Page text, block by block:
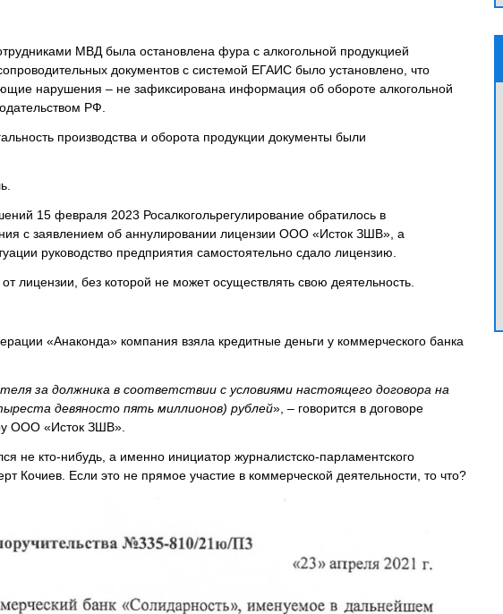
МВД была остановлена фура с алкогольной продукцией
документов с системой ЕГАИС было установлено, что
нарушения – не зафиксирована информация об обороте алкогольной
РФ.
производства и оборота продукции документы были
15 февраля 2023 Росалкогольрегулирование обратилось в
с заявлением об аннулировании лицензии ООО «Исток ЗШВ», а
руководство предприятия самостоятельно сдало лицензию.
лицензии, без которой не может осуществлять свою деятельность.
«Анаконда» компания взяла кредитные деньги у коммерческого банка
за должника в соответствии с условиями настоящего договора на
девяносто пять миллионов) рублей», – говорится в договоре
ООО «Исток ЗШВ».
не кто-нибудь, а именно инициатор журналистско-парламентского
Кочиев. Если это не прямое участие в коммерческой деятельности, то что?